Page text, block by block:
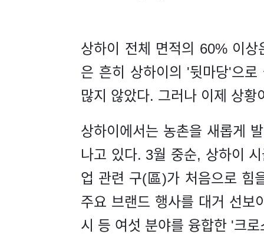
상하이 전체 면적의 60% 이
은 흔히 상하이의 '뒷마당'으
많지 않았다. 그러나 이제 상황
상하이에서는 농촌을 새롭게
나고 있다. 3월 중순, 상하이
업 관련 구(區)가 처음으로 힘
주요 브랜드 행사를 대거 선보
시 등 여섯 분야를 융합한 '크